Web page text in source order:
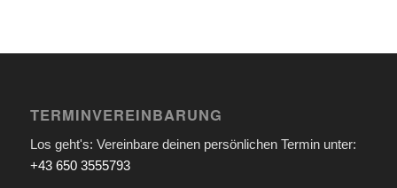
TERMINVEREINBARUNG
Los geht's: Vereinbare deinen persönlichen Termin unter:
+43 650 3555793